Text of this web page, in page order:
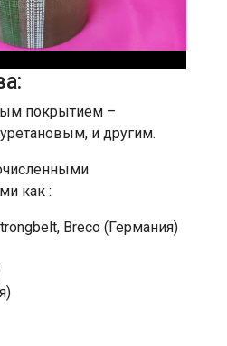
покрытием –
и другим.
как :
Breco (Германия)